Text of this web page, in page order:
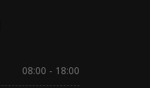
08:00 - 18:00